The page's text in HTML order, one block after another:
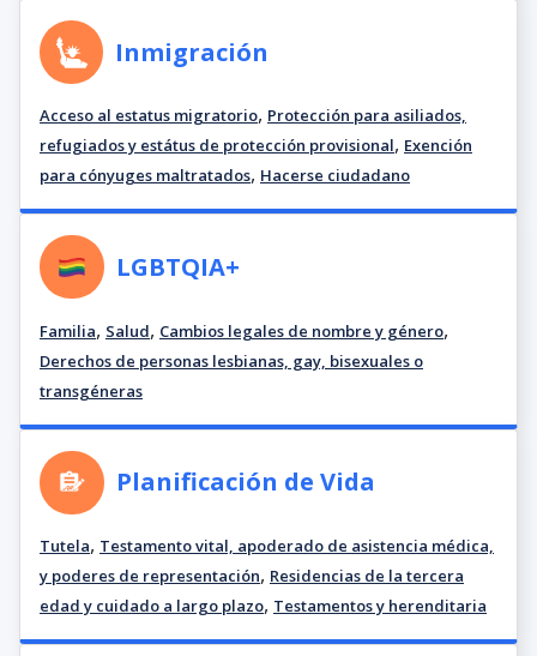
Inmigración
Acceso al estatus migratorio, Protección para asiliados,
refugiados y estátus de protección provisional, Exención
para cónyuges maltratados, Hacerse ciudadano
LGBTQIA+
Familia, Salud, Cambios legales de nombre y género,
Derechos de personas lesbianas, gay, bisexuales o
transgéneras
Planificación de Vida
Tutela, Testamento vital, apoderado de asistencia médica,
y poderes de representación, Residencias de la tercera
edad y cuidado a largo plazo, Testamentos y herenditaria